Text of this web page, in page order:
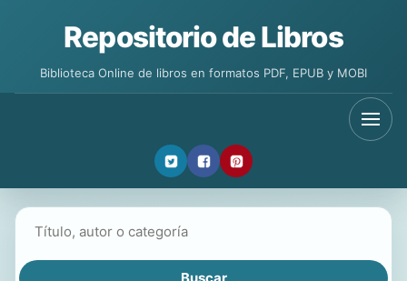
Repositorio de Libros
Biblioteca Online de libros en formatos PDF, EPUB y MOBI